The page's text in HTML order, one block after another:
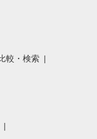
較・検索